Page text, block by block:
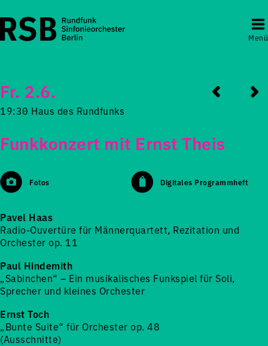
Menü
Fr. 2.6.
19:30 Haus des Rundfunks
Funkkonzert mit Ernst Theis
Fotos Digitales Programmheft
Pavel Haas
Radio-Ouvertüre für Männerquartett, Rezitation und
Orchester op. 11
Paul Hindemith
„Sabinchen“ – Ein musikalisches Funkspiel für Soli,
Sprecher und kleines Orchester
Ernst Toch
„Bunte Suite“ für Orchester op. 48
(Ausschnitte)